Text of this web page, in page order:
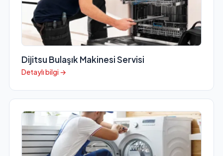
Dijitsu Bulaşık Makinesi Servisi
Detaylı bilgi →